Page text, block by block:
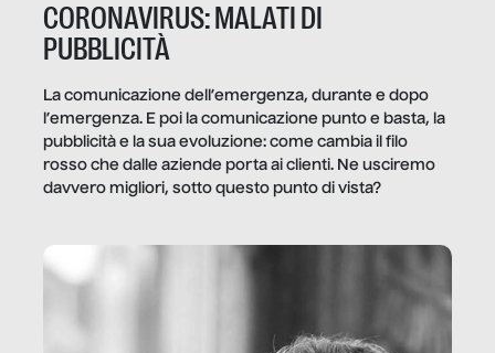
CORONAVIRUS: MALATI DI
PUBBLICITÀ
La comunicazione dell’emergenza, durante e dopo
l’emergenza. E poi la comunicazione punto e basta, la
pubblicità e la sua evoluzione: come cambia il filo
rosso che dalle aziende porta ai clienti. Ne usciremo
davvero migliori, sotto questo punto di vista?